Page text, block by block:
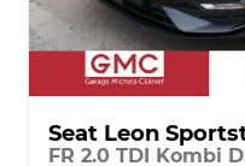
Seat Leon